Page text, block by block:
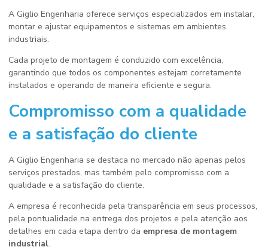
A Giglio Engenharia oferece serviços especializados em instalar,
montar e ajustar equipamentos e sistemas em ambientes
industriais.
Cada projeto de montagem é conduzido com excelência,
garantindo que todos os componentes estejam corretamente
instalados e operando de maneira eficiente e segura.
Compromisso com a qualidade
e a satisfação do cliente
A Giglio Engenharia se destaca no mercado não apenas pelos
serviços prestados, mas também pelo compromisso com a
qualidade e a satisfação do cliente.
A empresa é reconhecida pela transparência em seus processos,
pela pontualidade na entrega dos projetos e pela atenção aos
detalhes em cada etapa dentro da empresa de montagem
industrial.